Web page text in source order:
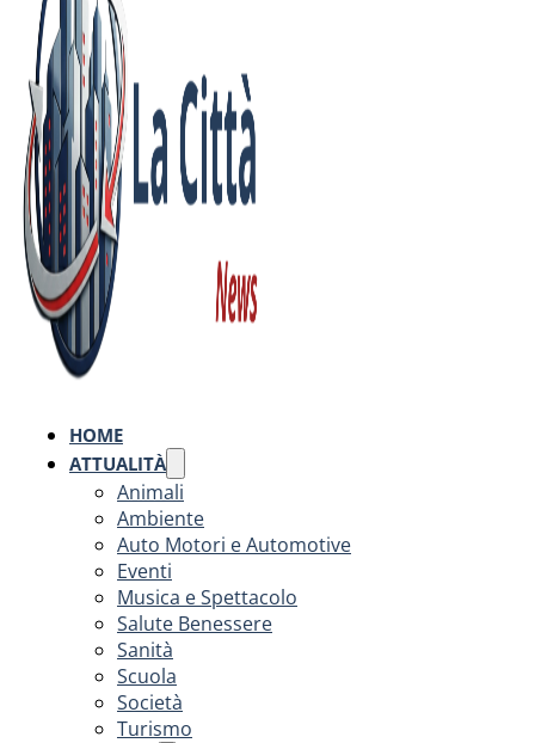
HOME
ATTUALITÀ
Animali
Ambiente
Auto Motori e Automotive
Eventi
Musica e Spettacolo
Salute Benessere
Sanità
Scuola
Società
Turismo